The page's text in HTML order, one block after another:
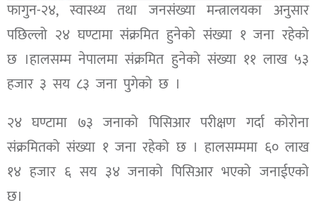
फागुन-२४, स्वास्थ्य तथा जनसंख्या मन्त्रालयका अनुसार
पछिल्लो २४ घण्टामा संक्रमित हुनेको संख्या १ जना रहेको
छ ।हालसम्म नेपालमा संक्रमित हुनेको संख्या ११ लाख ५३
हजार ३ सय ८३ जना पुगेको छ ।
२४ घण्टामा ७३ जनाको पिसिआर परीक्षण गर्दा कोरोना
संक्रमितको संख्या १ जना रहेको छ । हालसम्ममा ६० लाख
१४ हजार ६ सय ३४ जनाको पिसिआर भएको जनाईएको
छ।